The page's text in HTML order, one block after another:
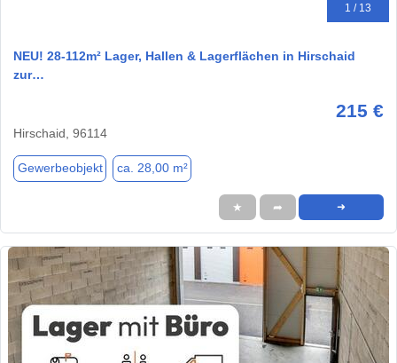
1 / 13
NEU! 28-112m² Lager, Hallen & Lagerflächen in Hirschaid
zur…
215 €
Hirschaid, 96114
Gewerbeobjekt ca. 28,00 m²
★ ➦ ➜